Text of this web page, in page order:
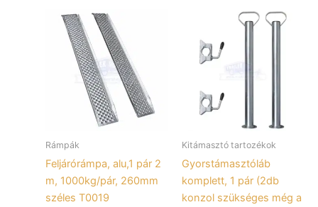
Rámpák
Feljárórámpa, alu,1 pár 2
m, 1000kg/pár, 260mm
széles T0019
Kitámasztó tartozékok
Gyorstámasztóláb
komplett, 1 pár (2db
konzol szükséges még a